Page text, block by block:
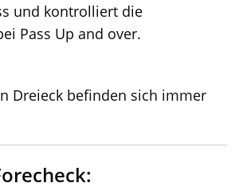
und kontrolliert die
Pass Up and over.
Dreieck befinden sich immer